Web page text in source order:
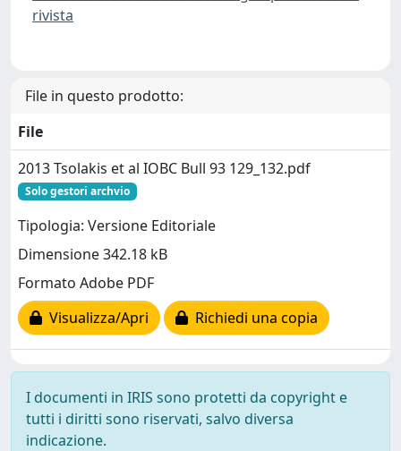
rivista
File in questo prodotto:
File
2013 Tsolakis et al IOBC Bull 93 129_132.pdf
Solo gestori archvio
Tipologia: Versione Editoriale
Dimensione 342.18 kB
Formato Adobe PDF
Visualizza/Apri
Richiedi una copia
I documenti in IRIS sono protetti da copyright e
tutti i diritti sono riservati, salvo diversa
indicazione.